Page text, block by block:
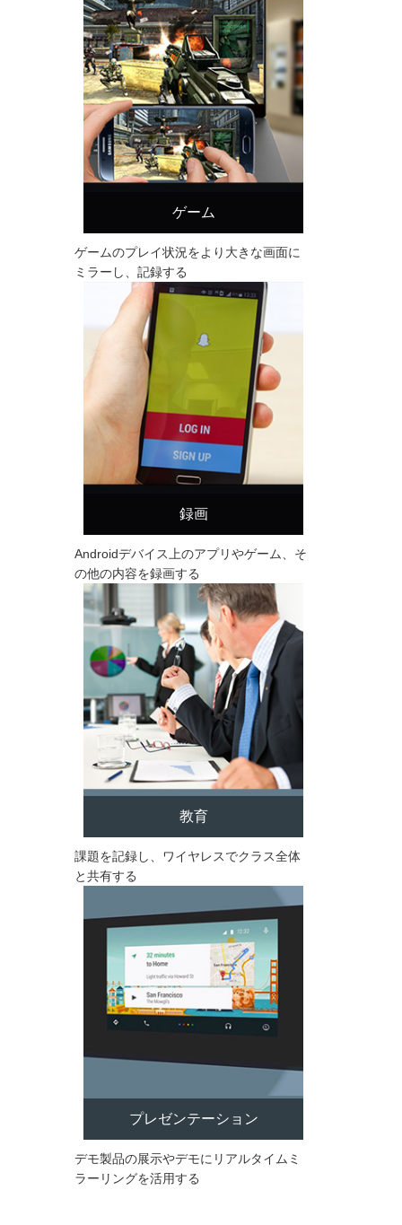
ゲーム
ゲームのプレイ状況をより大きな画面に
ミラーし、記録する
録画
Androidデバイス上のアプリやゲーム、そ
の他の内容を録画する
教育
課題を記録し、ワイヤレスでクラス全体
と共有する
プレゼンテーション
デモ製品の展示やデモにリアルタイムミ
ラーリングを活用する